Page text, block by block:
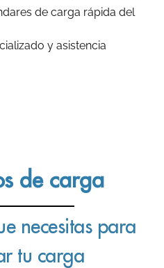
de carga rápida del
y asistencia
de carga
necesitas para
tu carga